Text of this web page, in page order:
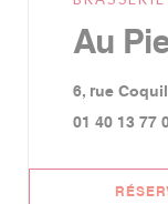
Au
6, rue
01 40 13 77